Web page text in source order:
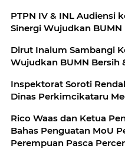
PTPN IV & INL Audiensi
Sinergi Wujudkan BUMN
Dirut Inalum Sambangi
Wujudkan BUMN Bersih
Inspektorat Soroti
Dinas Perkimcikataru
Rico Waas dan Ketua
Bahas Penguatan MoU
Perempuan Pasca